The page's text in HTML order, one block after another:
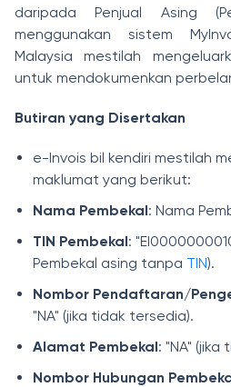
daripada Penjual Asing
menggunakan sistem
Malaysia mestilah
untuk mendokumenkan
Butiran yang Disertakan
e-Invois bil kendiri mestilah
maklumat yang berikut:
Nama Pembekal: Nama
TIN Pembekal:
Pembekal asing tanpa TIN).
Nombor Pendaftaran/
"NA" (jika tidak tersedia).
Alamat Pembekal: "NA"
Nombor Hubungan